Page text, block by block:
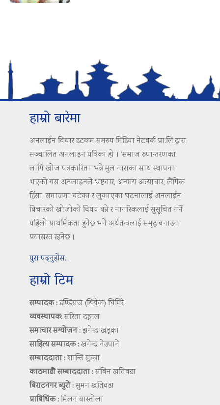
हाम्रो बारेमा
अनलाईन विचार डटकम समरुप मिडिया नेटवर्क प्रा.लि.द्वारा
सञ्चालित अनलाइन पत्रिका हो । ‘समाज रुपान्तरणका
लागि खोज पत्रकारिता’ भन्ने मुल नाराका साथ स्थापना
भएको यस अनलाइनले भ्रष्टचार, अन्याय अत्याचार, लैंगिक
हिंसा, समाजमा घटेका र लुकाएका घटनालाई अनलाईन
विचारको खोजीको विषय बन्ने र नागरिकलाई सुसूचित गर्ने
पहिलो प्राथमिकता हुनेछ भने अर्थतन्त्रलाई समृद्ध बनाउन
प्रयासरत रहनेछ ।
पुरा पढ्नुहोस..
हाम्रो टिम
सम्पादक :डण्डिराज (बिबेक) घिमिरे
व्यवस्थापक:सरिता दङ्गाल
समाचार सम्योजन :झगेन्द्र खड्का
साहित्य सम्पादक :खगेन्द्र नेउपाने
सम्बाददाता :शान्ति सुब्बा
काठमाडौं सम्बाददाता :सबिन खतिवडा
बिराटनगर ब्युरो :सुमन खतिवडा
प्राबिधिक :मिलन बास्तोला